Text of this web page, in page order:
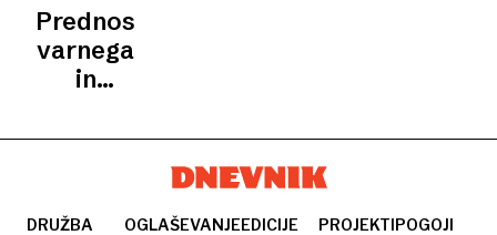
Prednosti
varnega
in
delovnega
DRUŽBA
OGLAŠEVANJEEDICIJE
PROJEKTIPOGOJI